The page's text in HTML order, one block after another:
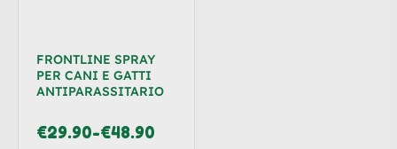
FRONTLINE SPRAY
PER CANI E GATTI
ANTIPARASSITARIO
€29.90-€48.90